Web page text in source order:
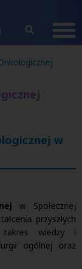
w
w Społecznej
przyszłych
wiedzy i
ogólnej oraz